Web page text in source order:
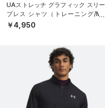
UAストレッチ グラフィック スリー
ブレス シャツ（トレーニング/ME
N）
￥4,950